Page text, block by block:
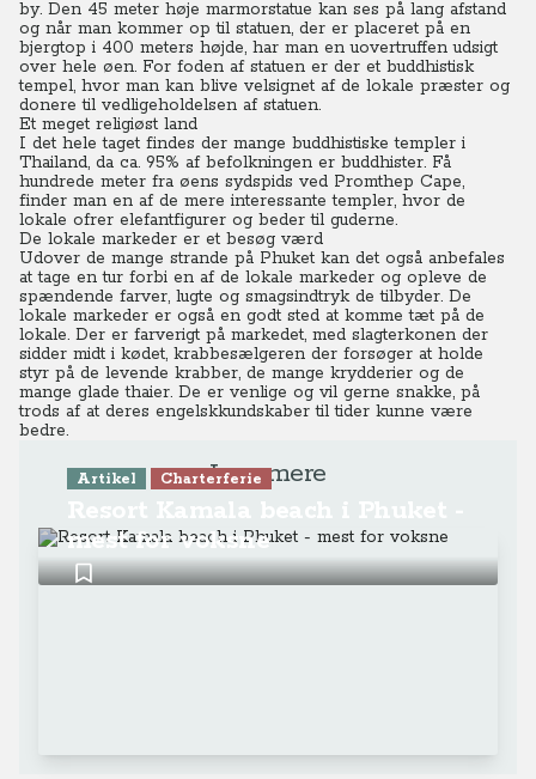
by. Den 45 meter høje marmorstatue kan ses på lang afstand
og når man kommer op til statuen, der er placeret på en
bjergtop i 400 meters højde, har man en uovertruffen udsigt
over hele øen. For foden af statuen er der et buddhistisk
tempel, hvor man kan blive velsignet af de lokale præster og
donere til vedligeholdelsen af statuen.
Et meget religiøst land
I det hele taget findes der mange buddhistiske templer i
Thailand, da ca. 95% af befolkningen er buddhister. Få
hundrede meter fra øens sydspids ved Promthep Cape,
finder man en af de mere interessante templer, hvor de
lokale ofrer elefantfigurer og beder til guderne.
De lokale markeder er et besøg værd
Udover de mange strande på Phuket kan det også anbefales
at tage en tur forbi en af de lokale markeder og opleve de
spændende farver, lugte og smagsindtryk de tilbyder. De
lokale markeder er også en godt sted at komme tæt på de
lokale. Der er farverigt på markedet, med slagterkonen der
sidder midt i kødet, krabbesælgeren der forsøger at holde
styr på de levende krabber, de mange krydderier og de
mange glade thaier. De er venlige og vil gerne snakke, på
trods af at deres engelskkundskaber til tider kunne være
bedre.
Læs mere
Artikel Charterferie
mest for voksne